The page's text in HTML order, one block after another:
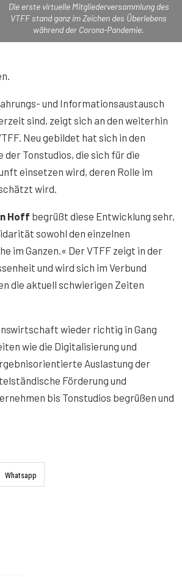
Die erste virtuelle Mitgliederversammlung des
VTFF stand ganz im Zeichen des Überlebens
während der Corona-Pandemie.
und Informationsaustausch
sind, zeigt sich an den weiterhin
Neu gebildet hat sich in den
der Tonstudios, die sich für die
einsetzen wird, deren Rolle im
wird.
Hoff begrüßt diese Entwicklung sehr,
sowohl den einzelnen
im Ganzen.« Der VTFF zeigt in der
und wird sich im Verbund
die aktuell schwierigen Zeiten
wieder richtig in Gang
wie die Digitalisierung und
Auslastung der
Förderung und
bis Tonstudios begrüßen und
Whatsapp